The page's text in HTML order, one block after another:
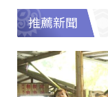
推薦新聞